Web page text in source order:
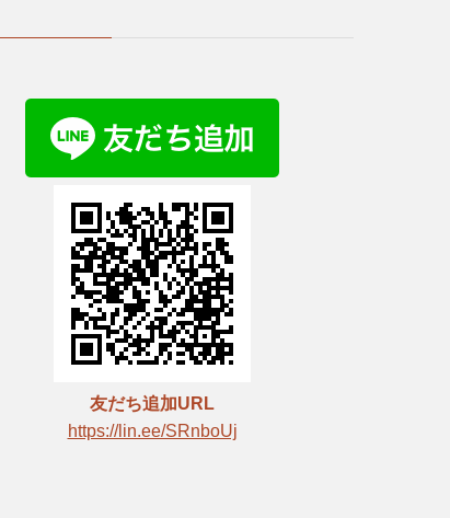
友だち追加URL
https://lin.ee/SRnboUj